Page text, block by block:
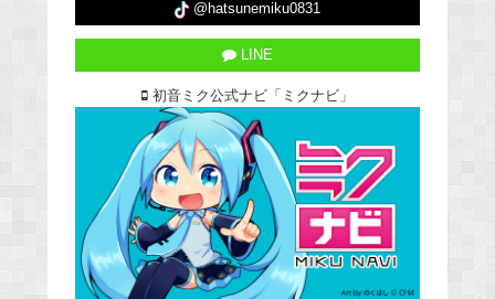
@hatsunemiku0831
LINE
初音ミク公式ナビ「ミクナビ」